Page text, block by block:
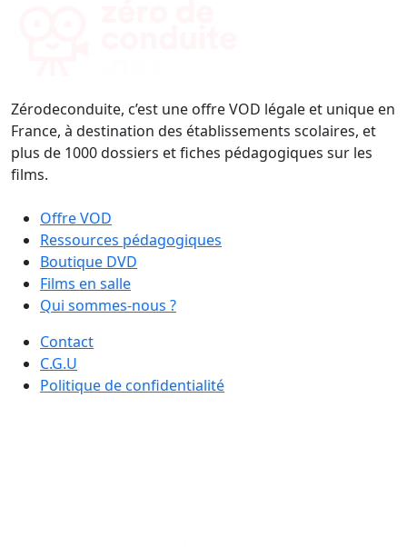
Zérodeconduite, c’est une offre VOD légale et unique en
France, à destination des établissements scolaires, et
plus de 1000 dossiers et fiches pédagogiques sur les
films.
Offre VOD
Ressources pédagogiques
Boutique DVD
Films en salle
Qui sommes-nous ?
Contact
C.G.U
Politique de confidentialité